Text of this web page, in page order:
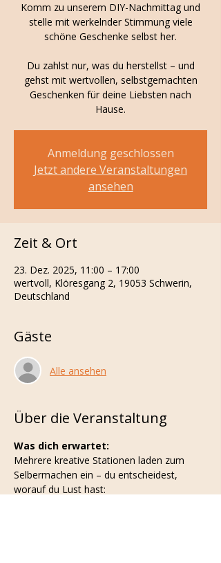
Komm zu unserem DIY-Nachmittag und
stelle mit werkelnder Stimmung viele
schöne Geschenke selbst her.
Du zahlst nur, was du herstellst – und
gehst mit wertvollen, selbstgemachten
Geschenken für deine Liebsten nach
Hause.
Anmeldung geschlossen
Jetzt andere Veranstaltungen
ansehen
Zeit & Ort
23. Dez. 2025, 11:00 – 17:00
wertvoll, Klöresgang 2, 19053 Schwerin,
Deutschland
Gäste
Alle ansehen
Über die Veranstaltung
Was dich erwartet:
Mehrere kreative Stationen laden zum
Selbermachen ein – du entscheidest,
worauf du Lust hast: